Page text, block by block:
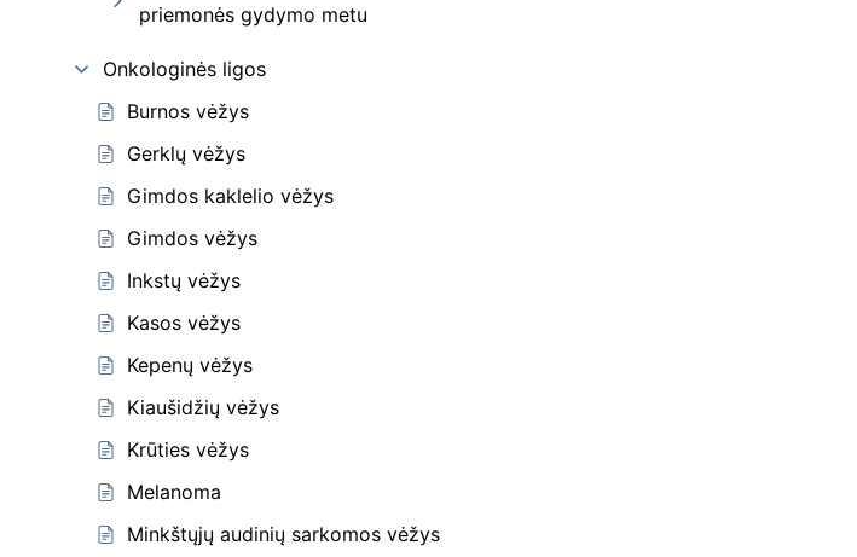
priemonės gydymo metu
Onkologinės ligos
Burnos vėžys
Gerklų vėžys
Gimdos kaklelio vėžys
Gimdos vėžys
Inkstų vėžys
Kasos vėžys
Kepenų vėžys
Kiaušidžių vėžys
Krūties vėžys
Melanoma
Minkštųjų audinių sarkomos vėžys